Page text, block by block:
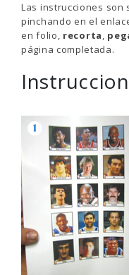
Las instrucciones son
pinchando en el
en folio, recorta,
página completada.